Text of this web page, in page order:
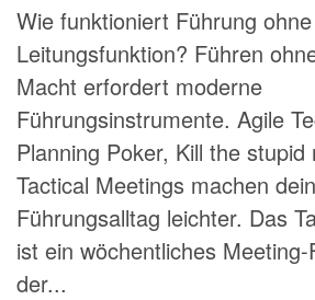
Wie funktioniert Führung
Leitungsfunktion? Führen
Macht erfordert moderne
Führungsinstrumente. Agile
Planning Poker, Kill the stupid
Tactical Meetings machen
Führungsalltag leichter. Das
ist ein wöchentliches
der...